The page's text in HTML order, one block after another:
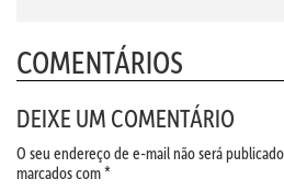
COMENTÁRIOS
DEIXE UM COMENTÁRIO
O seu endereço de e-mail não será
marcados com*